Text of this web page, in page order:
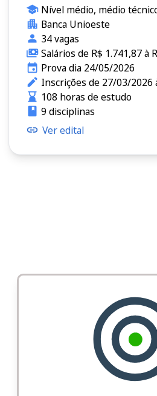
Nível médio, médio
Banca Unioeste
34 vagas
Salários de R$ 1.741,87 à
Prova dia 24/05/2026
Inscrições de 27/03/2026
108 horas de estudo
9 disciplinas
Ver edital